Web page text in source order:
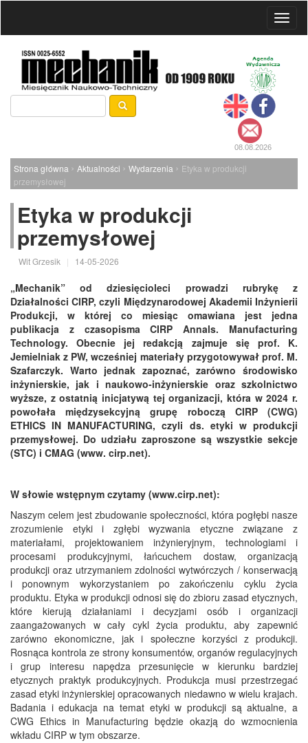
08.08.2026
Strona główna › Aktualności › Wydarzenia › Etyka w produkcji
przemysłowej
Etyka w produkcji
przemysłowej
Wit Grzesik | 14-05-2026
„Mechanik” od dziesięcioleci prowadzi rubrykę z
Działalności CIRP, czyli Międzynarodowej Akademii Inżynierii
Produkcji, w której co miesiąc omawiana jest jedna
publikacja z czasopisma CIRP Annals. Manufacturing
Technology. Obecnie jej redakcją zajmuje się prof. K.
Jemielniak z PW, wcześniej materiały przygotowywał prof. M.
Szafarczyk. Warto jednak zapoznać, zarówno środowisko
inżynierskie, jak i naukowo-inżynierskie oraz szkolnictwo
wyższe, z ostatnią inicjatywą tej organizacji, która w 2024 r.
powołała międzysekcyjną grupę roboczą CIRP (CWG)
ETHICS IN MANUFACTURING, czyli ds. etyki w produkcji
przemysłowej. Do udziału zaproszone są wszystkie sekcje
(STC) i CMAG (www. cirp.net).
W słowie wstępnym czytamy (www.cirp.net):
Naszym celem jest zbudowanie społeczności, która pogłębi nasze
zrozumienie etyki i zgłębi wyzwania etyczne związane z
materiałami, projektowaniem inżynieryjnym, technologiami i
procesami produkcyjnymi, łańcuchem dostaw, organizacją
produkcji oraz utrzymaniem zdolności wytwórczych / konserwacją
i ponownym wykorzystaniem po zakończeniu cyklu życia
produktu. Etyka w produkcji odnosi się do zbioru zasad etycznych,
które kierują działaniami i decyzjami osób i organizacji
zaangażowanych w cały cykl życia produktu, aby zapewnić
zarówno ekonomiczne, jak i społeczne korzyści z produkcji.
Rosnąca kontrola ze strony konsumentów, organów regulacyjnych
i grup interesu napędza przesunięcie w kierunku bardziej
etycznych praktyk produkcyjnych. Produkcja musi przestrzegać
zasad etyki inżynierskiej opracowanych niedawno w wielu krajach.
Badania i edukacja na temat etyki w produkcji są aktualne, a
CWG Ethics in Manufacturing będzie okazją do wzmocnienia
wkładu CIRP w tym obszarze.